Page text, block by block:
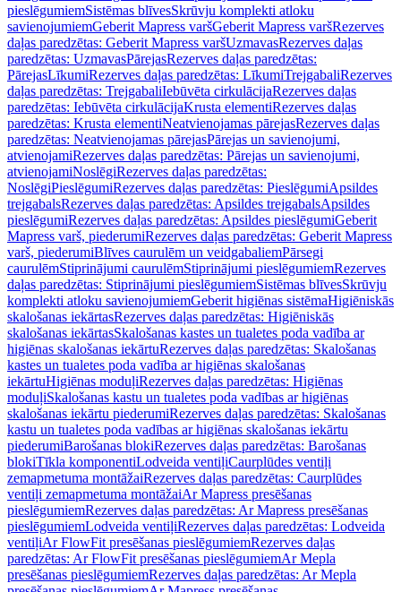
pieslēgumiemSistēmas blīvesSkrūvju komplekti atloku
savienojumiemGeberit Mapress varšGeberit Mapress varšRezerves
daļas paredzētas: Geberit Mapress varšUzmavasRezerves daļas
paredzētas: UzmavasPārejasRezerves daļas paredzētas:
PārejasLīkumiRezerves daļas paredzētas: LīkumiTrejgabaliRezerves
daļas paredzētas: TrejgabaliIebūvēta cirkulācijaRezerves daļas
paredzētas: Iebūvēta cirkulācijaKrusta elementiRezerves daļas
paredzētas: Krusta elementiNeatvienojamas pārejasRezerves daļas
paredzētas: Neatvienojamas pārejasPārejas un savienojumi,
atvienojamiRezerves daļas paredzētas: Pārejas un savienojumi,
atvienojamiNoslēgiRezerves daļas paredzētas:
NoslēgiPieslēgumiRezerves daļas paredzētas: PieslēgumiApsildes
trejgabalsRezerves daļas paredzētas: Apsildes trejgabalsApsildes
pieslēgumiRezerves daļas paredzētas: Apsildes pieslēgumiGeberit
Mapress varš, piederumiRezerves daļas paredzētas: Geberit Mapress
varš, piederumiBlīves caurulēm un veidgabaliemPārsegi
caurulēmStiprinājumi caurulēmStiprinājumi pieslēgumiemRezerves
daļas paredzētas: Stiprinājumi pieslēgumiemSistēmas blīvesSkrūvju
komplekti atloku savienojumiemGeberit higiēnas sistēmaHigiēniskās
skalošanas iekārtasRezerves daļas paredzētas: Higiēniskās
skalošanas iekārtasSkalošanas kastes un tualetes poda vadība ar
higiēnas skalošanas iekārtuRezerves daļas paredzētas: Skalošanas
kastes un tualetes poda vadība ar higiēnas skalošanas
iekārtuHigiēnas moduļiRezerves daļas paredzētas: Higiēnas
moduļiSkalošanas kastu un tualetes poda vadības ar higiēnas
skalošanas iekārtu piederumiRezerves daļas paredzētas: Skalošanas
kastu un tualetes poda vadības ar higiēnas skalošanas iekārtu
piederumiBarošanas blokiRezerves daļas paredzētas: Barošanas
blokiTīkla komponentiLodveida ventiļiCaurplūdes ventiļi
zemapmetuma montāžaiRezerves daļas paredzētas: Caurplūdes
ventiļi zemapmetuma montāžaiAr Mapress presēšanas
pieslēgumiemRezerves daļas paredzētas: Ar Mapress presēšanas
pieslēgumiemLodveida ventiļiRezerves daļas paredzētas: Lodveida
ventiļiAr FlowFit presēšanas pieslēgumiemRezerves daļas
paredzētas: Ar FlowFit presēšanas pieslēgumiemAr Mepla
presēšanas pieslēgumiemRezerves daļas paredzētas: Ar Mepla